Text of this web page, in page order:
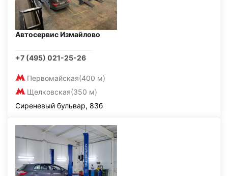
Автосервис Измайлово
+7 (495) 021-25-26
Первомайская(400 м)
Щелковская(350 м)
Сиреневый бульвар, 83б